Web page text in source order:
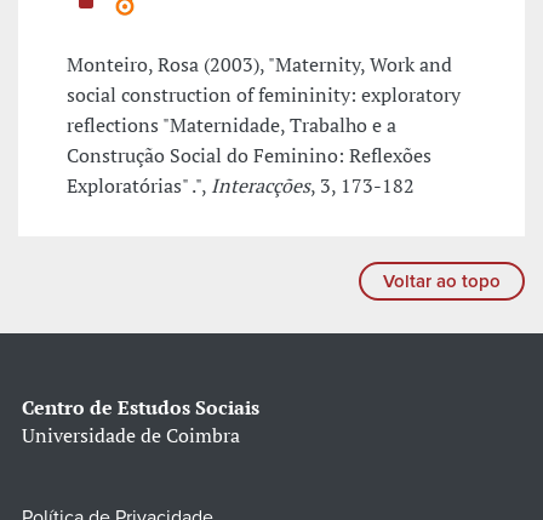
Monteiro, Rosa (2003), "Maternity, Work and
social construction of femininity: exploratory
reflections "Maternidade, Trabalho e a
Construção Social do Feminino: Reflexões
Exploratórias" .", Interacções, 3, 173-182
Voltar ao topo
Centro de Estudos Sociais
Universidade de Coimbra